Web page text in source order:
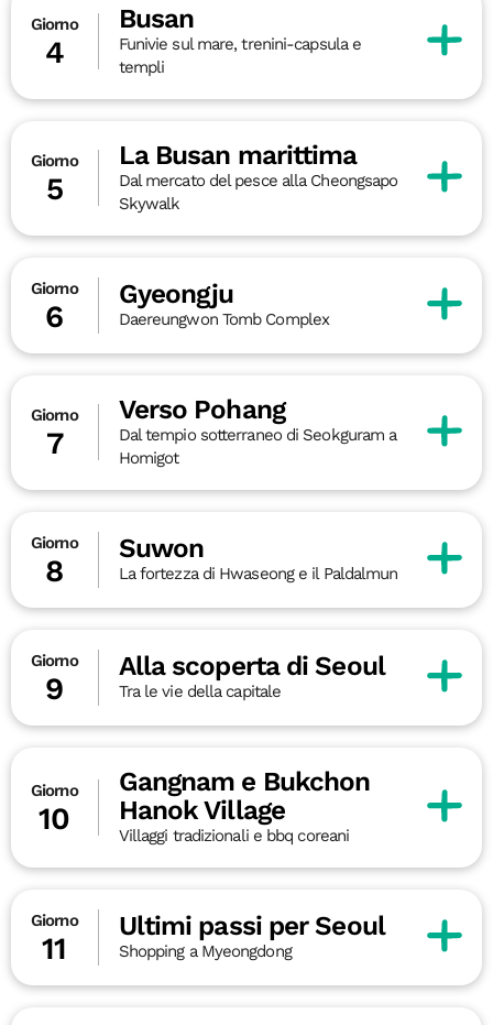
Giorno
4
Busan
Funivie sul mare, trenini-capsula e
templi
Giorno
5
La Busan marittima
Dal mercato del pesce alla Cheongsapo
Skywalk
Giorno
6
Gyeongju
Daereungwon Tomb Complex
Giorno
7
Verso Pohang
Dal tempio sotterraneo di Seokguram a
Homigot
Giorno
8
Suwon
La fortezza di Hwaseong e il Paldalmun
Giorno
9
Alla scoperta di Seoul
Tra le vie della capitale
Giorno
10
Gangnam e Bukchon
Hanok Village
Villaggi tradizionali e bbq coreani
Giorno
11
Ultimi passi per Seoul
Shopping a Myeongdong